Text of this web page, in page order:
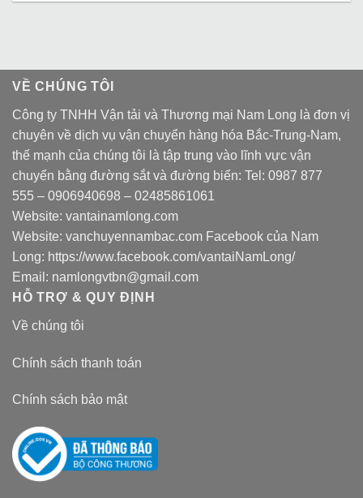
VỀ CHÚNG TÔI
Công ty TNHH Vận tải và Thương mại Nam Long là đơn vị
chuyên về dịch vụ vận chuyển hàng hóa Bắc-Trung-Nam,
thế mạnh của chúng tôi là tập trung vào lĩnh vực vận
chuyển bằng đường sắt và đường biển: Tel: 0987 877
555 – 0906940698 – 02485861061
Website: vantainamlong.com
Website: vanchuyennambac.com Facebook của Nam
Long: https://www.facebook.com/vantaiNamLong/
Email: namlongvtbn@gmail.com
HỖ TRỢ & QUY ĐỊNH
Về chúng tôi
Chính sách thanh toán
Chính sách bảo mật